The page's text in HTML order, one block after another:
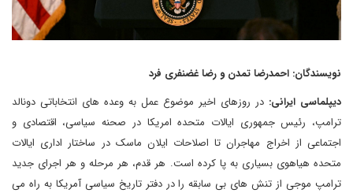
نویسندگان: احمدرضا تمدن و رضا غضنفری فرد
دیپلماسی ایرانی: در روزهای اخیر موضوع عمل به وعده های انتخاباتی دونالد
ترامپ، رئیس جمهوری ایالات متحده امریکا در صحنه سیاسی، اقتصادی و
اجتماعی از اخراج مهاجران تا اصلاحات ایلان ماسک در ساختار اداری ایالات
متحده هیاهوی بسیاری به پا کرده است. هر قدم، هر مرحله و هر اجرای جدید
ترامپ موجی از تنش های بی سابقه را در دفتر تاریخ سیاسی آمریکا به راه می